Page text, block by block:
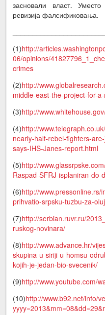
засновали власт. Уместо
ревизија фалсификовања.
(1)http://
06/opinions/
crimes
(2)http://
middle-east-the-project-for-
(3)http://
(4)http://
nearly-half-rebel-fighters-
says-IHS-Janes-report.html
(5)http://
Raspad-SFRJ-isplaniran-do-
(6)http://
prihvatio-srpsku-tuzbu-za-
(7)http://serbian.ruvr.ru/
ruskog-novinara/
(8)http://www.advance.hr/
skupina-u-siriji-u-homsu-
kojih-je-jedan-bio-svecenik/
(9)http://www.youtube.com/
(10)http://www.b92.net/info/